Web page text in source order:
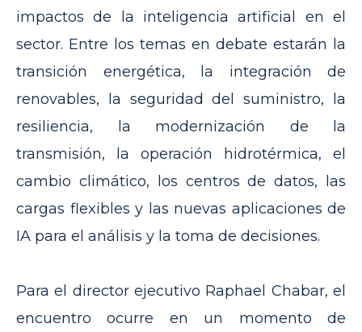
impactos de la inteligencia artificial en el
sector. Entre los temas en debate estarán la
transición energética, la integración de
renovables, la seguridad del suministro, la
resiliencia, la modernización de la
transmisión, la operación hidrotérmica, el
cambio climático, los centros de datos, las
cargas flexibles y las nuevas aplicaciones de
IA para el análisis y la toma de decisiones.
Para el director ejecutivo Raphael Chabar, el
encuentro ocurre en un momento de